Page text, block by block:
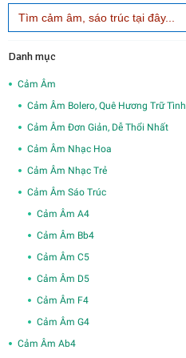
Search
for:
Danh mục
Cảm Âm
Cảm Âm Bolero, Quê Hương Trữ Tình
Cảm Âm Đơn Giản, Dễ Thổi Nhất
Cảm Âm Nhạc Hoa
Cảm Âm Nhạc Trẻ
Cảm Âm Sáo Trúc
Cảm Âm A4
Cảm Âm Bb4
Cảm Âm C5
Cảm Âm D5
Cảm Âm F4
Cảm Âm G4
Cảm Âm Ab4